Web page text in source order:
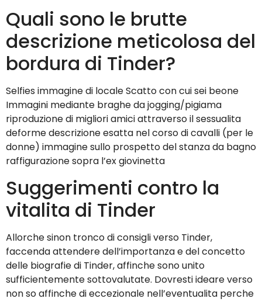
Quali sono le brutte
descrizione meticolosa del
bordura di Tinder?
Selfies immagine di locale Scatto con cui sei beone
Immagini mediante braghe da jogging/pigiama
riproduzione di migliori amici attraverso il sessualita
deforme descrizione esatta nel corso di cavalli (per le
donne) immagine sullo prospetto del stanza da bagno
raffigurazione sopra l’ex giovinetta
Suggerimenti contro la
vitalita di Tinder
Allorche sinon tronco di consigli verso Tinder,
faccenda attendere dell’importanza e del concetto
delle biografie di Tinder, affinche sono unito
sufficientemente sottovalutate. Dovresti ideare verso
non so affinche di eccezionale nell’eventualita perche